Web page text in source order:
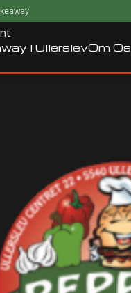
I UllerslevOm Os